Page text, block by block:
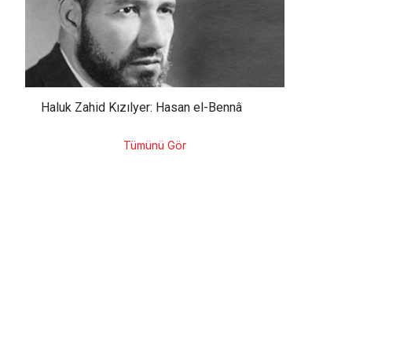
Haluk Zahid Kızılyer: Hasan el-Bennâ
Tümünü Gör